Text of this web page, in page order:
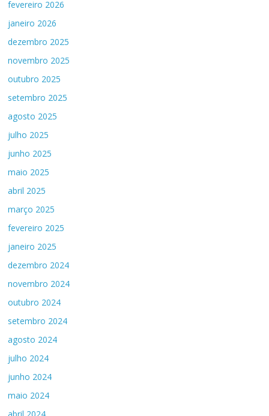
fevereiro 2026
janeiro 2026
dezembro 2025
novembro 2025
outubro 2025
setembro 2025
agosto 2025
julho 2025
junho 2025
maio 2025
abril 2025
março 2025
fevereiro 2025
janeiro 2025
dezembro 2024
novembro 2024
outubro 2024
setembro 2024
agosto 2024
julho 2024
junho 2024
maio 2024